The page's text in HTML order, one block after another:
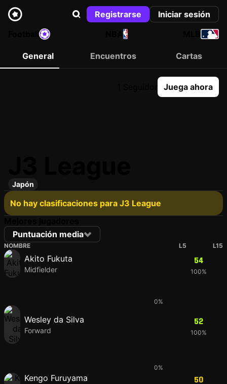
Registrarse
Iniciar sesión
NBA
General Encuentros Cartas
Juega ahora
Japón
No hay clasificaciones para J3 League
Puntuación media
NOMBRE L5 L15
Akito Fukuta
Midfielder
54
100%
0%
Wesley da Silva
Forward
52
100%
0%
Kengo Furuyama 50